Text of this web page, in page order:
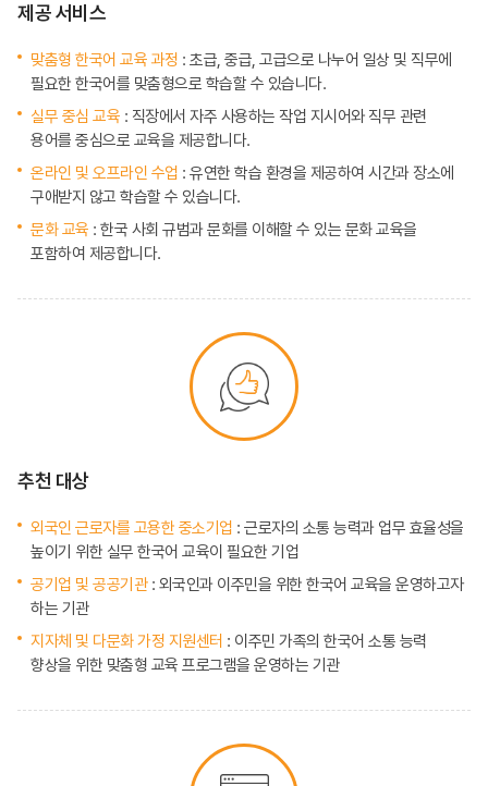
제공 서비스
맞춤형 한국어 교육 과정 : 초급, 중급, 고급으로 나누어 일상 및 직무에
필요한 한국어를 맞춤형으로 학습할 수 있습니다.
실무 중심 교육 : 직장에서 자주 사용하는 작업 지시어와 직무 관련
용어를 중심으로 교육을 제공합니다.
온라인 및 오프라인 수업 : 유연한 학습 환경을 제공하여 시간과 장소에
구애받지 않고 학습할 수 있습니다.
문화 교육 : 한국 사회 규범과 문화를 이해할 수 있는 문화 교육을
포함하여 제공합니다.
추천 대상
외국인 근로자를 고용한 중소기업 : 근로자의 소통 능력과 업무 효율성을
높이기 위한 실무 한국어 교육이 필요한 기업
공기업 및 공공기관 : 외국인과 이주민을 위한 한국어 교육을 운영하고자
하는 기관
지자체 및 다문화 가정 지원센터 : 이주민 가족의 한국어 소통 능력
향상을 위한 맞춤형 교육 프로그램을 운영하는 기관